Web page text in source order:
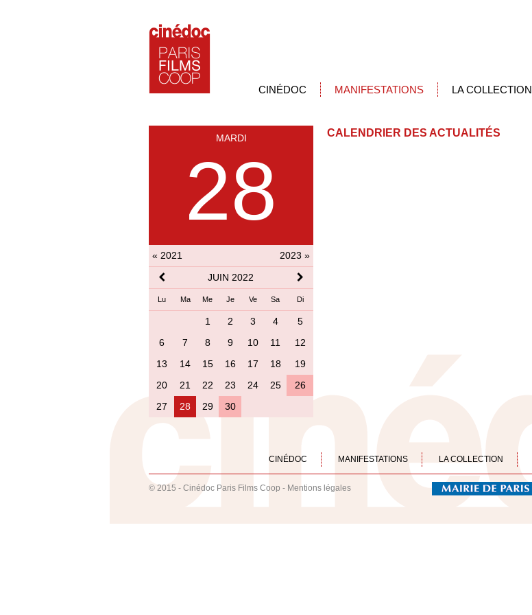
CINÉDOC MANIFESTATIONS LA COLLECTION
MARDI
28
« 2021
2023 »
JUIN 2022
Lu Ma Me Je Ve Sa Di
1 2 3 4
5
6
7 8 9 10 11
12
13
14 15 16 17 18
19
20
21 22 23 24 25
26
27
28 29 30
CALENDRIER DES ACTUALITÉS
CINÉDOC MANIFESTATIONS LA COLLECTION
© 2015 - Cinédoc Paris Films Coop - Mentions légales